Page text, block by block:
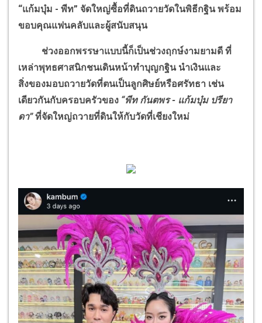
“แก้มบุ๋ม - พีท” จัดใหญ่ซื้อที่ดินถวายวัดในพิธีกฐิน พร้อม
ขอบคุณแฟนคลับและผู้สนับสนุน
ช่วงออกพรรษาแบบนี้ก็เป็นช่วงฤกษ์งามยามดี ที่
เหล่าพุทธศาสนิกชนเดินหน้าทำบุญกฐิน นำเงินและ
สิ่งของมอบถวายวัดที่ตนเป็นลูกศิษย์หรือศรัทธา เช่น
เดียวกันกับครอบครัวของ “พีท กันตพร - แก้มบุ๋ม ปรียา
ดา”ที่จัดใหญ่ถวายที่ดินให้กับวัดที่เชียงใหม่